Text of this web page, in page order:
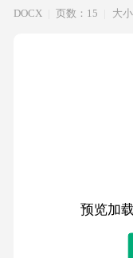
DOCX
页数：15 大
预览加